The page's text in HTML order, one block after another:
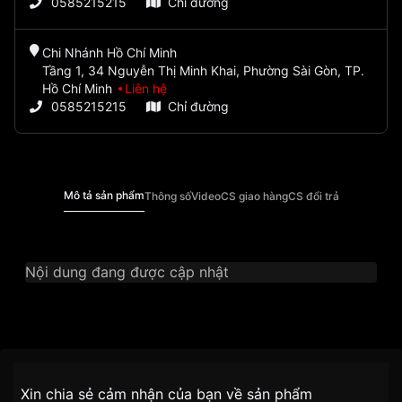
Chi Nhánh Hồ Chí Minh
Tầng 1, 34 Nguyễn Thị Minh Khai, Phường Sài Gòn, TP.
Hồ Chí Minh
Liên hệ
0585215215
Chỉ đường
Mô tả sản phẩmThông sốVideoCS giao hàngCS đổi trả
Nội dung đang được cập nhật
Xin chia sẻ cảm nhận của bạn về sản phẩm